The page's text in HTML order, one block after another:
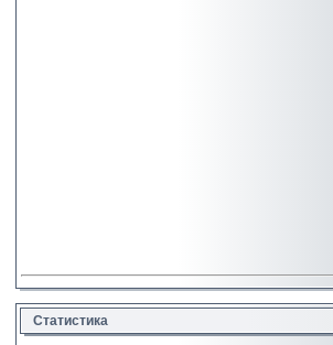
Статистика